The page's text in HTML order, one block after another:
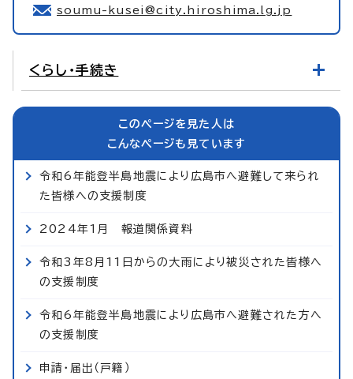
soumu-kusei@city.hiroshima.lg.jp
くらし・手続き
このページを見た人は
こんなページも見ています
令和6年能登半島地震により広島市へ避難して来られ
た皆様への支援制度
2024年1月 報道関係資料
令和3年8月11日からの大雨により被災された皆様へ
の支援制度
令和6年能登半島地震により広島市へ避難された方へ
の支援制度
申請・届出（戸籍）